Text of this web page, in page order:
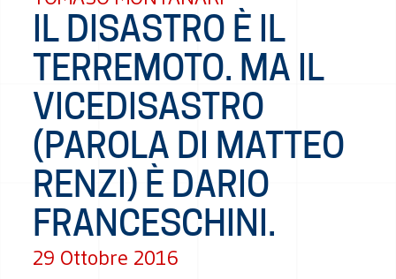
IL DISASTRO È IL
TERREMOTO. MA IL
VICEDISASTRO
(PAROLA DI MATTEO
RENZI) È DARIO
FRANCESCHINI.
29 Ottobre 2016